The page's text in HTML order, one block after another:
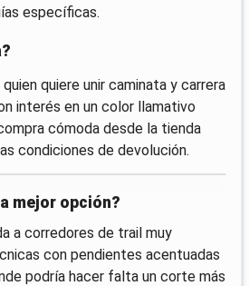
específicas.
quiere unir caminata y carrera
interés en un color llamativo
cómoda desde la tienda
condiciones de devolución.
mejor opción?
a corredores de trail muy
con pendientes acentuadas
podría hacer falta un corte más